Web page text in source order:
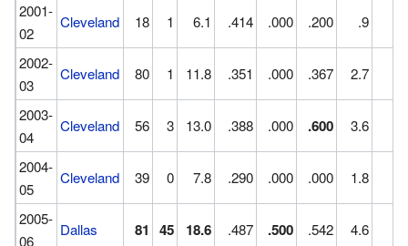
2001-
02
Cleveland 18 1 6.1 .414 .000 .200 .9
2002-
03
Cleveland 80 1 11.8 .351 .000 .367 2.7
2003-
04
Cleveland 56 3 13.0 .388 .000 .600 3.6
2004-
05
Cleveland 39 0 7.8 .290 .000 .000 1.8
2005-
06
Dallas 81 45 18.6 .487 .500 .542 4.6